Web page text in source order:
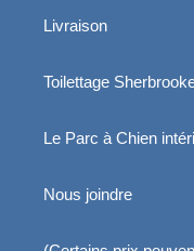
Livraison
Toilettage
Le Parc à Chien
Nous joindre